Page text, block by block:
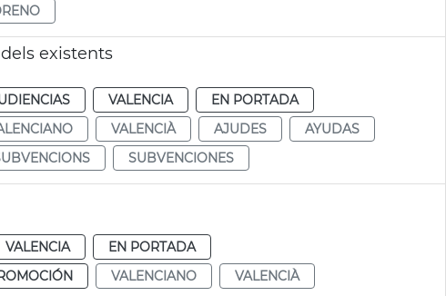
existents
VALENCIA
EN PORTADA
VALENCIÀ AJUDES
AYUDAS
SUBVENCIONES
VALENCIA
EN PORTADA
VALENCIANO
VALENCIÀ